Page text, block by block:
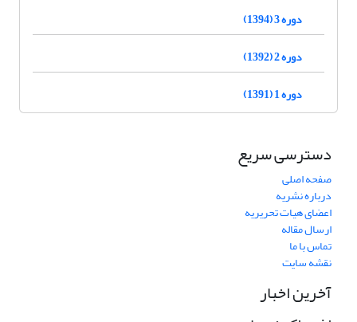
دوره 3 (1394)
دوره 2 (1392)
دوره 1 (1391)
دسترسی سریع
صفحه اصلی
درباره نشریه
اعضای هیات تحریریه
ارسال مقاله
تماس با ما
نقشه سایت
آخرین اخبار